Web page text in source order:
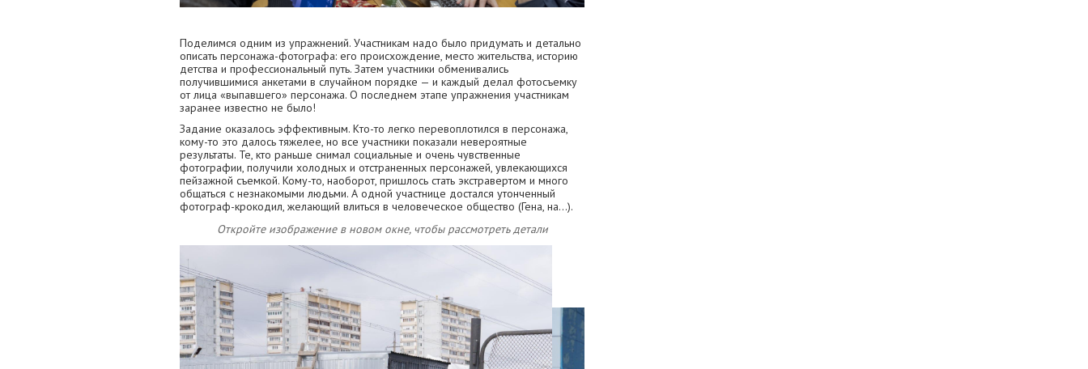
Поделимся одним из упражнений. Участникам надо было придумать и детально
описать персонажа-фотографа: его происхождение, место жительства, историю
детства и профессиональный путь. Затем участники обменивались
получившимися анкетами в случайном порядке — и каждый делал фотосъемку
от лица «выпавшего» персонажа. О последнем этапе упражнения участникам
заранее известно не было!
Задание оказалось эффективным. Кто-то легко перевоплотился в персонажа,
кому-то это далось тяжелее, но все участники показали невероятные
результаты. Те, кто раньше снимал социальные и очень чувственные
фотографии, получили холодных и отстраненных персонажей, увлекающихся
пейзажной съемкой. Кому-то, наоборот, пришлось стать экстравертом и много
общаться с незнакомыми людьми. А одной участнице достался утонченный
фотограф-крокодил, желающий влиться в человеческое общество (Гена, на...).
Откройте изображение в новом окне, чтобы рассмотреть детали